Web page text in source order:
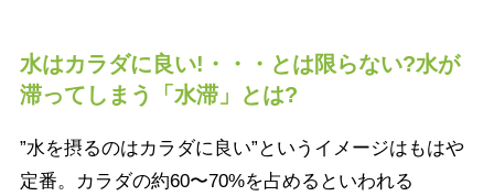
水はカラダに良い!・・・とは限らない?水が
滞ってしまう「水滞」とは?
”水を摂るのはカラダに良い”というイメージはもはや
定番。カラダの約60〜70%を占めるといわれる